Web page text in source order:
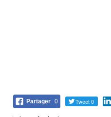
Partager 0 Tweet 0